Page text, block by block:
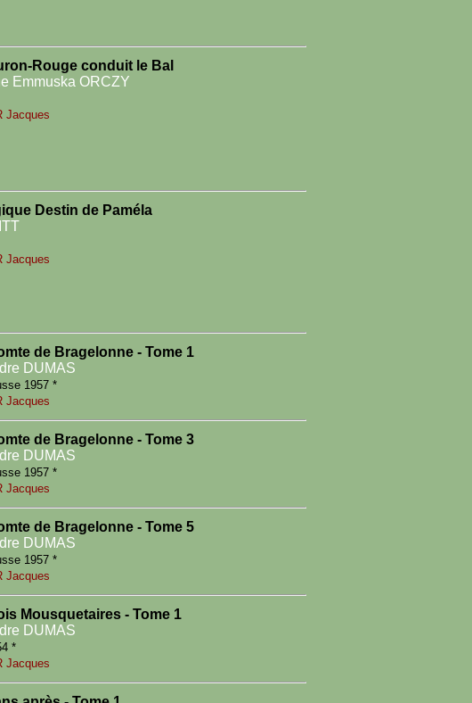
Rouge conduit le Bal
Emmuska ORCZY
Jacques
Destin de Paméla
Jacques
de Bragelonne - Tome 1
DUMAS
1957 *
Jacques
de Bragelonne - Tome 3
DUMAS
1957 *
Jacques
de Bragelonne - Tome 5
DUMAS
1957 *
Jacques
Mousquetaires - Tome 1
DUMAS
*
Jacques